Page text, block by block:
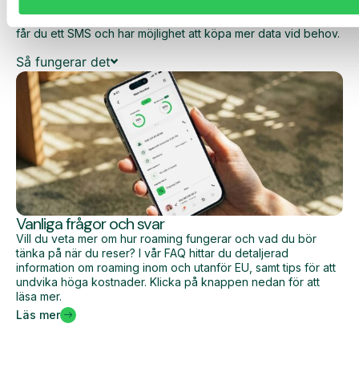
förutbestämt maxpris. När du har förbrukat den datamängden
får du ett SMS och har möjlighet att köpa mer data vid behov.
Så fungerar det
Vanliga frågor och svar
Vill du veta mer om hur roaming fungerar och vad du bör
tänka på när du reser? I vår FAQ hittar du detaljerad
information om roaming inom och utanför EU, samt tips för att
undvika höga kostnader. Klicka på knappen nedan för att
läsa mer.
Läs mer